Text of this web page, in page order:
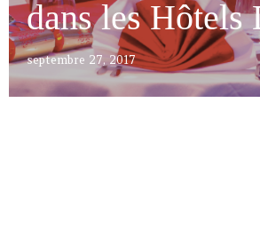
dans les Hôtels
septembre 27, 2017